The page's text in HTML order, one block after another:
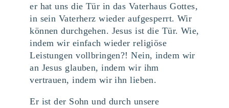
er hat uns die Tür in das Vaterhaus Gottes,
in sein Vaterherz wieder aufgesperrt. Wir
können durchgehen. Jesus ist die Tür. Wie,
indem wir einfach wieder religiöse
Leistungen vollbringen?! Nein, indem wir
an Jesus glauben, indem wir ihm
vertrauen, indem wir ihn lieben.
Er ist der Sohn und durch unsere